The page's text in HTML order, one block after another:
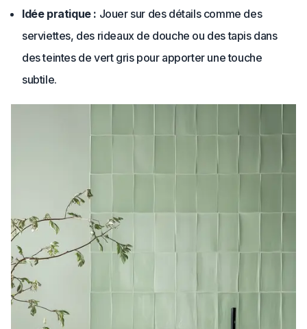
Idée pratique : Jouer sur des détails comme des
serviettes, des rideaux de douche ou des tapis dans
des teintes de vert gris pour apporter une touche
subtile.